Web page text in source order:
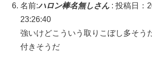
名前:ハロン棒名無しさん : 投稿日：
23:26:40
強いけどこういう取りこぼし多そう
付きそうだ